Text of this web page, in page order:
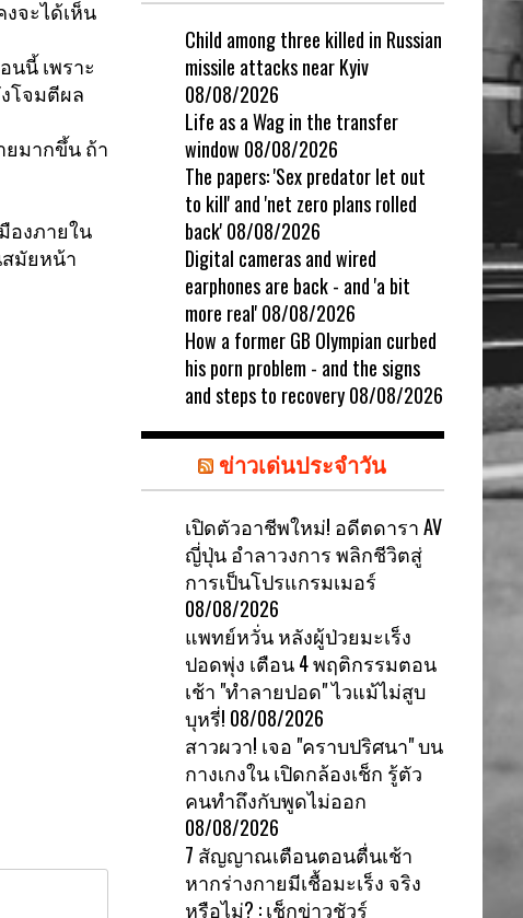
จะได้เห็น
นนี้ เพราะ
โจมตีผล
มากขึ้น ถ้า
องภายใน
มัยหน้า
Child among three killed in Russian
missile attacks near Kyiv
08/08/2026
Life as a Wag in the transfer
window 08/08/2026
The papers: 'Sex predator let out
to kill' and 'net zero plans rolled
back' 08/08/2026
Digital cameras and wired
earphones are back - and 'a bit
more real' 08/08/2026
How a former GB Olympian curbed
his porn problem - and the signs
and steps to recovery 08/08/2026
ข่าวเด่นประจำวัน
เปิดตัวอาชีพใหม่! อดีตดารา AV
ญี่ปุ่น อำลาวงการ พลิกชีวิตสู่
การเป็นโปรแกรมเมอร์
08/08/2026
แพทย์หวั่น หลังผู้ป่วยมะเร็ง
ปอดพุ่ง เตือน 4 พฤติกรรมตอน
เช้า "ทำลายปอด" ไวแม้ไม่สูบ
บุหรี่! 08/08/2026
สาวผวา! เจอ "คราบปริศนา" บน
กางเกงใน เปิดกล้องเช็ก รู้ตัว
คนทำถึงกับพูดไม่ออก
08/08/2026
7 สัญญาณเตือนตอนตื่นเช้า
หากร่างกายมีเชื้อมะเร็ง จริง
หรือไม่? : เช็กข่าวชัวร์